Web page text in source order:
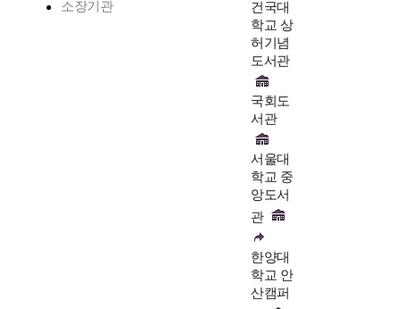
소장기관
건국대
학교 상
허기념
도서관
국회도
서관
서울대
학교 중
앙도서
관
한양대
학교 안
산캠퍼